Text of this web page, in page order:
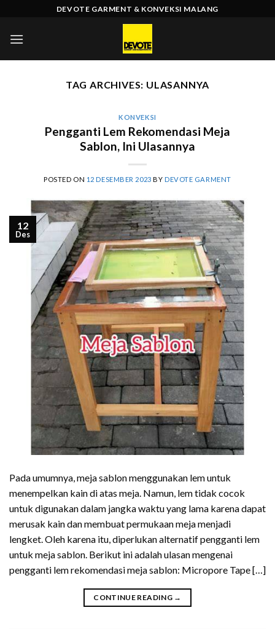
content
DEVOTE GARMENT & KONVEKSI MALANG
TAG ARCHIVES: ULASANNYA
KONVEKSI
Pengganti Lem Rekomendasi Meja
Sablon, Ini Ulasannya
POSTED ON 12 DESEMBER 2023 BY DEVOTE GARMENT
12
Des
Pada umumnya, meja sablon menggunakan lem untuk
menempelkan kain di atas meja. Namun, lem tidak cocok
untuk digunakan dalam jangka waktu yang lama karena dapat
merusak kain dan membuat permukaan meja menjadi
lengket. Oleh karena itu, diperlukan alternatif pengganti lem
untuk meja sablon. Berikut ini adalah ulasan mengenai
pengganti lem rekomendasi meja sablon: Micropore Tape […]
CONTINUE READING →